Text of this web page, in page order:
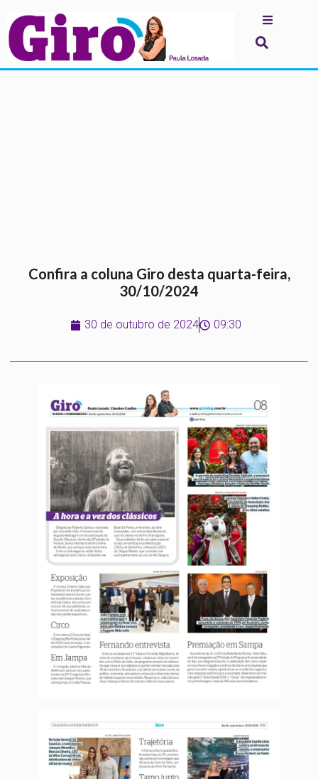
Confira a coluna Giro desta quarta-feira,
30/10/2024
30 de outubro de 2024 09:30